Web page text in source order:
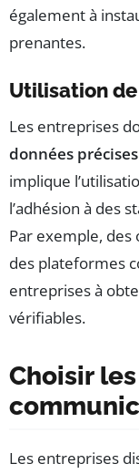
également à
prenantes.
Utilisation
Les entreprises
données précises
implique
l’adhésion à des
Par exemple, des
des plateformes
entreprises à
vérifiables.
Choisir
Les entreprises